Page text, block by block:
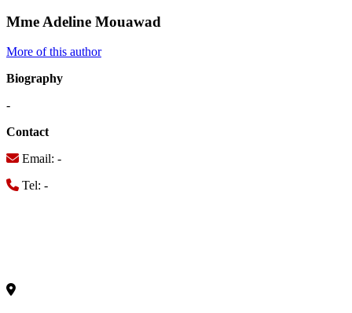
Mme Adeline Mouawad
More of this author
Biography
-
Contact
Email: -
Tel: -